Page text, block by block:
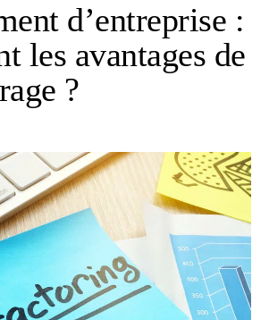
d’entreprise :
les avantages de
?